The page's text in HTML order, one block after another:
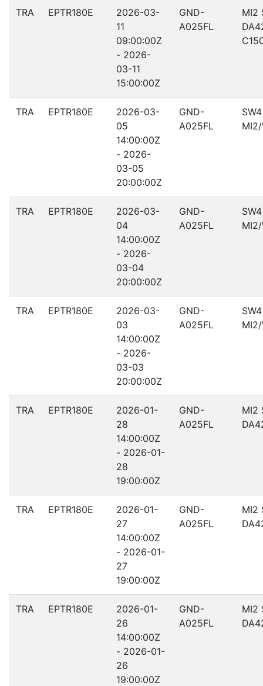
TRA EPTR180E
2026-03-
11
09:00:00Z
- 2026-
03-11
15:00:00Z
GND-
A025FL
MI2
TRA EPTR180E
2026-03-
05
14:00:00Z
- 2026-
03-05
20:00:00Z
GND-
A025FL
SW4
TRA EPTR180E
2026-03-
04
14:00:00Z
- 2026-
03-04
20:00:00Z
GND-
A025FL
SW4
TRA EPTR180E
2026-03-
03
14:00:00Z
- 2026-
03-03
20:00:00Z
GND-
A025FL
SW4
TRA EPTR180E
2026-01-
28
14:00:00Z
- 2026-01-
28
19:00:00Z
GND-
A025FL
MI2
TRA EPTR180E
2026-01-
27
14:00:00Z
- 2026-01-
27
19:00:00Z
GND-
A025FL
MI2
TRA EPTR180E
2026-01-
26
14:00:00Z
- 2026-01-
26
19:00:00Z
GND-
A025FL
MI2